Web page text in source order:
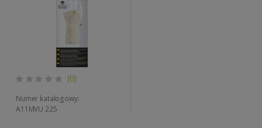
(0)
Numer katalogowy:
A11MVU 225